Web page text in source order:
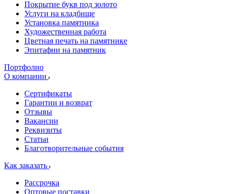
Покрытие букв под золото
Услуги на кладбище
Установка памятника
Художественная работа
Цветная печать на памятнике
Эпитафии на памятник
Портфолио
О компании
Сертификаты
Гарантии и возврат
Отзывы
Вакансии
Реквизиты
Статьи
Благотворительные события
Как заказать
Рассрочка
Оптовые поставки